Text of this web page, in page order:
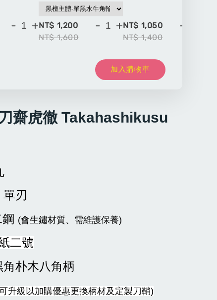
- +NT$ 1,200
NT$ 1,600
- +NT$ 1,050
NT$ 1,400
-
加入購物車
齋虎徹 Takahashikusu
單刃
(會生鏽材質、需維護保養)
二號
角朴木八角柄
升級以加購優惠更換柄材及定製刀鞘)